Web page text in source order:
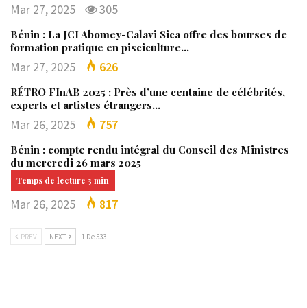
Mar 27, 2025 305
Bénin : La JCI Abomey-Calavi Sica offre des bourses de
formation pratique en pisciculture…
Mar 27, 2025 626
RÉTRO FInAB 2025 : Près d’une centaine de célébrités,
experts et artistes étrangers…
Mar 26, 2025 757
Bénin : compte rendu intégral du Conseil des Ministres
du mercredi 26 mars 2025
Mar 26, 2025 817
PREV NEXT 1 De 533